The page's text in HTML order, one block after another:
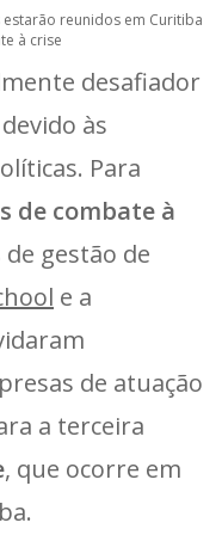
reunidos em Curitiba
à crise
desafiador
às
Para
de combate à
gestão de
e a
de atuação
a terceira
, que ocorre em